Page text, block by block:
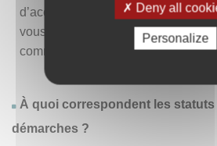
Deny all
Personalize
d’accéder à la liste des démarches
vous pouvez choisir la démarche
commencer à la remplir en un clic.
À quoi correspondent les statuts
démarches ?